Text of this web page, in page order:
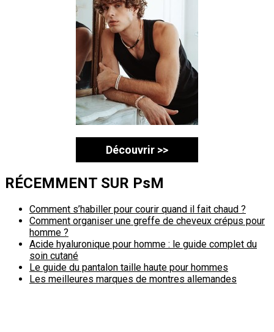
Découvrir >>
RÉCEMMENT SUR PsM
Comment s’habiller pour courir quand il fait chaud ?
Comment organiser une greffe de cheveux crépus pour
homme ?
Acide hyaluronique pour homme : le guide complet du
soin cutané
Le guide du pantalon taille haute pour hommes
Les meilleures marques de montres allemandes